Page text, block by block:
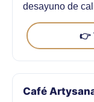
desayuno de
👉
Café